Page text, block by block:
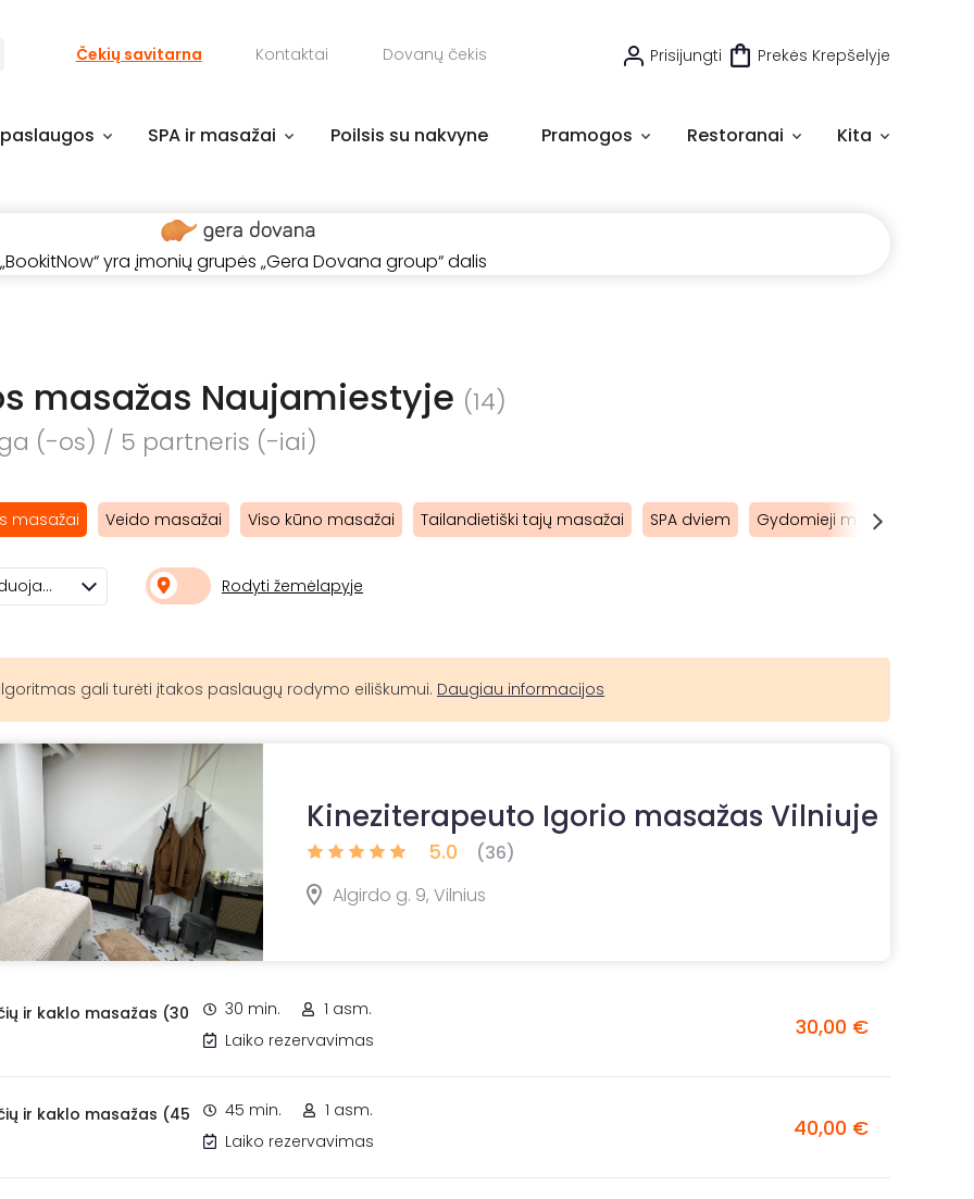
Čekių savitarna Kontaktai Dovanų čekis Prisijungti Prekės Krepšelyje
SPA ir masažai Poilsis su nakvyne Pramogos Restoranai Kita
„BookitNow“ yra įmonių grupės „Gera Dovana group“ dalis
masažas Naujamiestyje (14)
(-os) / 5 partneris (-iai)
masažai Veido masažai Viso kūno masažai Tailandietiški tajų masažai SPA dviem Gydomieji masažai
Rekomenduojami Rodyti žemėlapyje
gali turėti įtakos paslaugų rodymo eiliškumui. Daugiau informacijos
Kineziterapeuto Igorio masažas Vilniuje
5.0
(36)
Algirdo g. 9, Vilnius
ir kaklo masažas (30
30 min.
1 asm.
Laiko rezervavimas
30,00 €
ir kaklo masažas (45
45 min.
1 asm.
Laiko rezervavimas
40,00 €